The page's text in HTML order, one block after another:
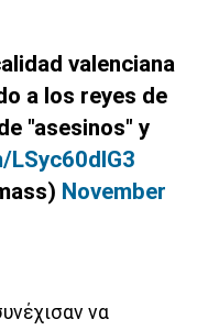
valenciana
a los reyes de
"asesinos" y
November
να